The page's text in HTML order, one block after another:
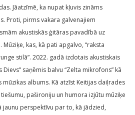
Jāatzīmē, ka nupat kļuvis zināms
Proti, pirms vakara galvenajiem
akustiskās ģitāras pavadībā uz
kas, kā pati apgalvo, “raksta
stilā”. 2022. gadā izdotais akustiskais
saņēmis balvu “Zelta mikrofons” kā
albums. Kā atzīst Keitijas daiļrades
pašironiju un humora izjūtu mūziķe
jaunu perspektīvu par to, kā jādzied,